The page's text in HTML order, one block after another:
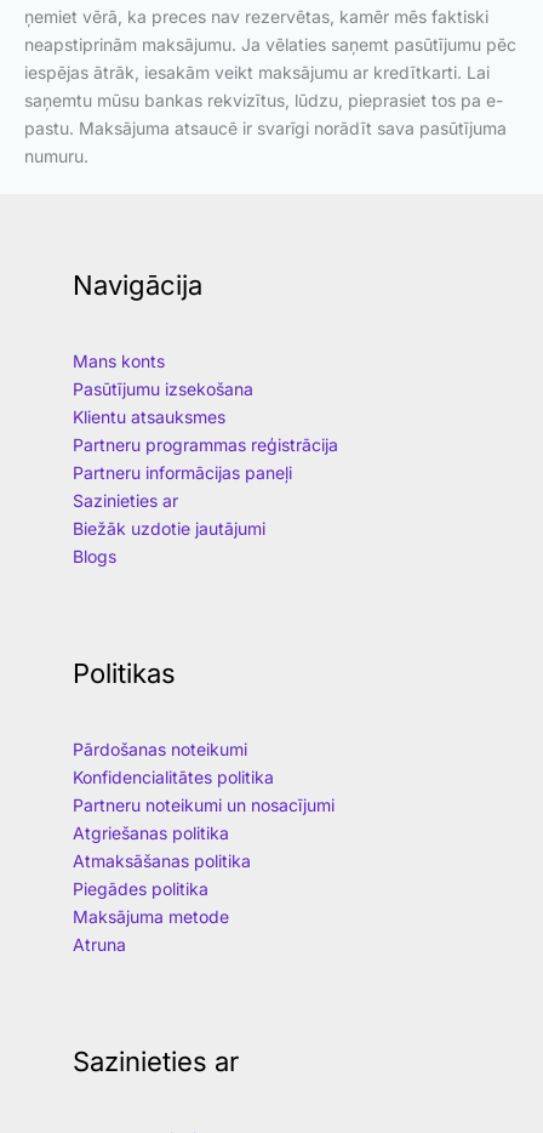
ņemiet vērā, ka preces nav rezervētas, kamēr mēs faktiski
neapstiprinām maksājumu. Ja vēlaties saņemt pasūtījumu pēc
iespējas ātrāk, iesakām veikt maksājumu ar kredītkarti. Lai
saņemtu mūsu bankas rekvizītus, lūdzu, pieprasiet tos pa e-
pastu. Maksājuma atsaucē ir svarīgi norādīt sava pasūtījuma
numuru.
Navigācija
Mans konts
Pasūtījumu izsekošana
Klientu atsauksmes
Partneru programmas reģistrācija
Partneru informācijas paneļi
Sazinieties ar
Biežāk uzdotie jautājumi
Blogs
Politikas
Pārdošanas noteikumi
Konfidencialitātes politika
Partneru noteikumi un nosacījumi
Atgriešanas politika
Atmaksāšanas politika
Piegādes politika
Maksājuma metode
Atruna
Sazinieties ar